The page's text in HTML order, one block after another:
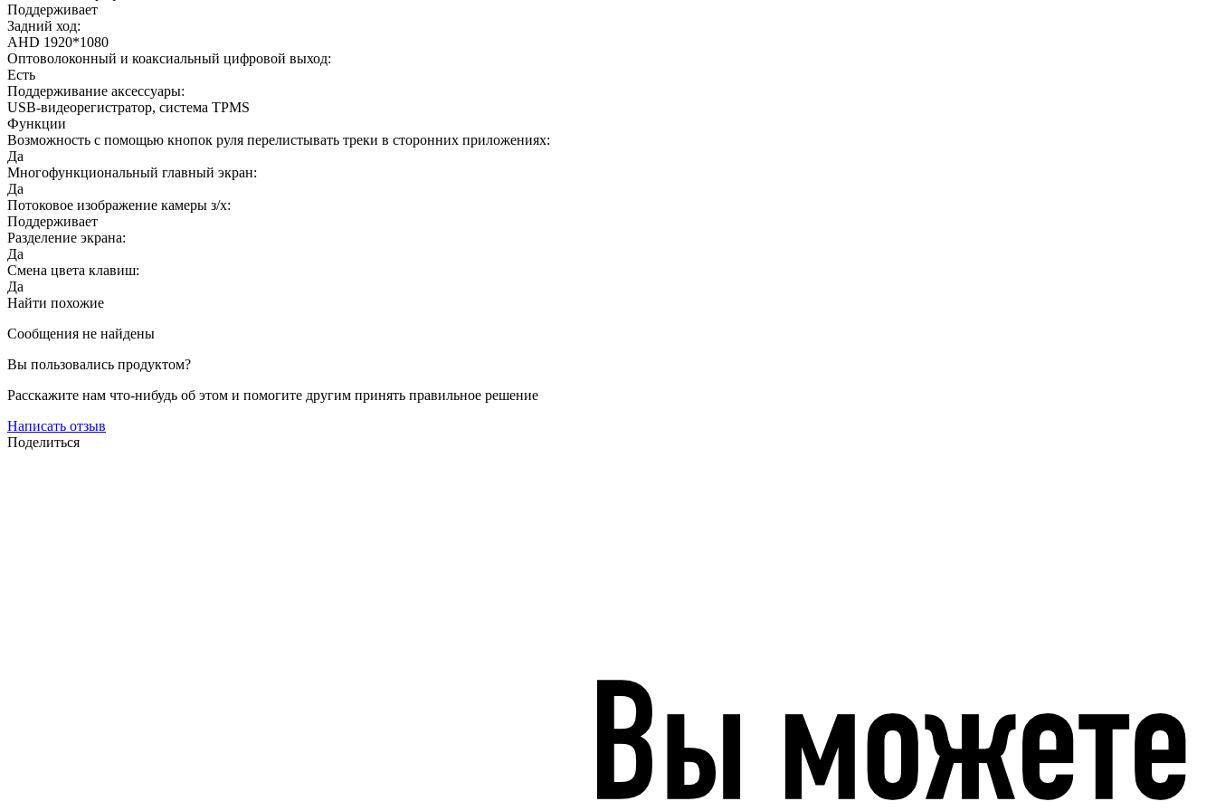
Поддерживает
Задний ход:
AHD 1920*1080
Оптоволоконный и коаксиальный цифровой выход:
Есть
Поддерживание аксессуары:
USB-видеорегистратор, система TPMS
Функции
Возможность с помощью кнопок руля перелистывать треки в сторонних приложениях:
Да
Многофункциональный главный экран:
Да
Потоковое изображение камеры з/х:
Поддерживает
Разделение экрана:
Да
Смена цвета клавиш:
Да
Найти похожие
Сообщения не найдены
Вы пользовались продуктом?
Расскажите нам что-нибудь об этом и помогите другим принять правильное решение
Написать отзыв
Поделиться